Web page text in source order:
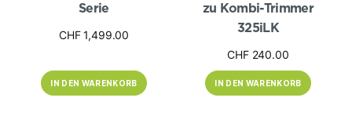
Serie
CHF1,499.00
IN DEN WARENKORB
zu Kombi-Trimmer
325iLK
CHF240.00
IN DEN WARENKORB